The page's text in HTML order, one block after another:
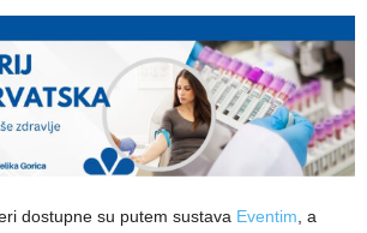
dostupne su putem sustava Eventim , a